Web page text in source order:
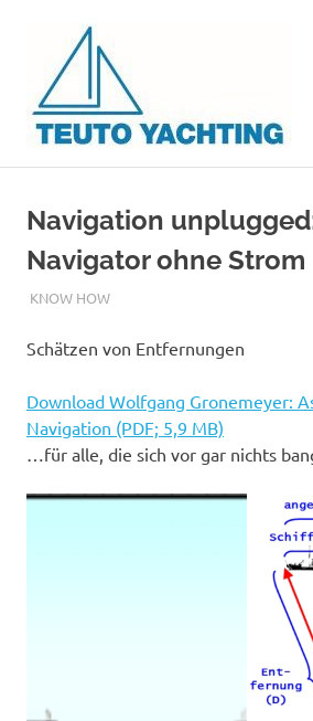
springen
OWL
ohne
Schiffe
und
Navigation
Navigator ohne Strom
JUNI 13, 2008
ADMIN
KNOW HOW
Schätzen von Entfernungen
Download Wolfgang Gronemeyer:
Navigation (PDF; 5,9 MB)
…für alle, die sich vor gar nichts